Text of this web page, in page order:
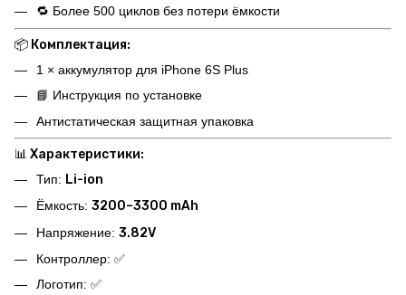
🔁 Более 500 циклов без потери ёмкости
📦 Комплектация:
1 × аккумулятор для iPhone 6S Plus
📘 Инструкция по установке
Антистатическая защитная упаковка
📊 Характеристики:
Тип: Li-ion
Ёмкость: 3200–3300 mAh
Напряжение: 3.82V
Контроллер: ✅
Логотип: ✅